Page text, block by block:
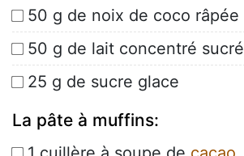
50 g de noix de coco râpée
50 g de lait concentré sucré
25 g de sucre glace
La pâte à muffins: